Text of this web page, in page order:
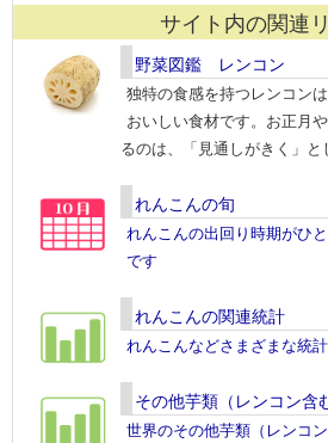
サイト内の関連
野菜図鑑 レンコン
独特の食感を持つレンコン
おいしい食材です。お正月
るのは、「見通しがきく」と
れんこんの旬
れんこんの出回り時期がひ
です
れんこんの関連統計
れんこんなどさまざまな統
その他芋類（レンコン含
世界のその他芋類（レンコ